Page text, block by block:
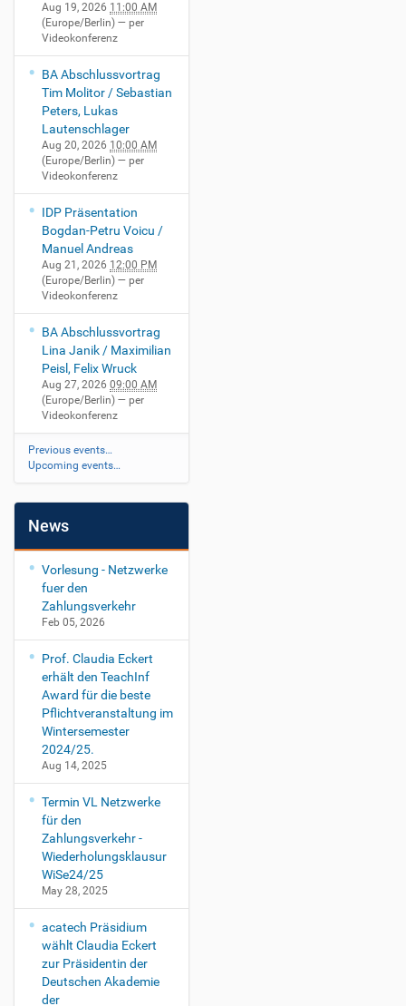
Aug 19, 2026 11:00 AM
(Europe/Berlin) — per
Videokonferenz
BA Abschlussvortrag
Tim Molitor / Sebastian
Peters, Lukas
Lautenschlager
Aug 20, 2026 10:00 AM
(Europe/Berlin) — per
Videokonferenz
IDP Präsentation
Bogdan-Petru Voicu /
Manuel Andreas
Aug 21, 2026 12:00 PM
(Europe/Berlin) — per
Videokonferenz
BA Abschlussvortrag
Lina Janik / Maximilian
Peisl, Felix Wruck
Aug 27, 2026 09:00 AM
(Europe/Berlin) — per
Videokonferenz
Previous events…
Upcoming events…
News
Vorlesung - Netzwerke
fuer den
Zahlungsverkehr
Feb 05, 2026
Prof. Claudia Eckert
erhält den TeachInf
Award für die beste
Pflichtveranstaltung im
Wintersemester
2024/25.
Aug 14, 2025
Termin VL Netzwerke
für den
Zahlungsverkehr -
Wiederholungsklausur
WiSe24/25
May 28, 2025
acatech Präsidium
wählt Claudia Eckert
zur Präsidentin der
Deutschen Akademie
der